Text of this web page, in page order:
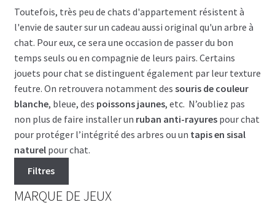
Toutefois, très peu de chats d'appartement résistent à
l'envie de sauter sur un cadeau aussi original qu'un arbre à
chat. Pour eux, ce sera une occasion de passer du bon
temps seuls ou en compagnie de leurs pairs. Certains
jouets pour chat se distinguent également par leur texture
feutre. On retrouvera notamment des souris de couleur
blanche, bleue, des poissons jaunes, etc. N’oubliez pas
non plus de faire installer un ruban anti-rayurespour chat
pour protéger l’intégrité des arbres ou un tapis en sisal
naturelpour chat.
Filtres
MARQUE DE JEUX